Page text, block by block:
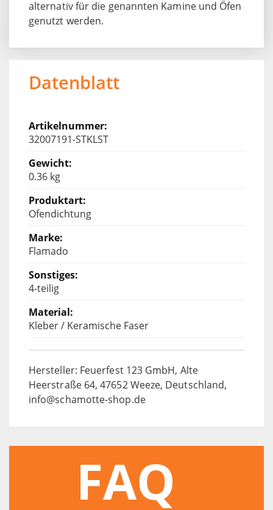
alternativ für die genannten Kamine und Öfen
genutzt werden.
Datenblatt
32007191-STKLST
0.36 kg
Ofendichtung
Flamado
4-teilig
Kleber / Keramische Faser
Hersteller: Feuerfest 123 GmbH, Alte
Heerstraße 64, 47652 Weeze, Deutschland,
info@schamotte-shop.de
FAQ